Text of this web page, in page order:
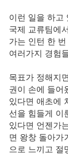
이런 일을 하고
국제 교류팀에
가는 인턴 한
여러가지 경험
목표가 정해지
권이 손에 들어
있다면 애초에
선을 힘들게 이
있다면 언젠가
면 왕창 돌아가
으로 느끼고 절
부
불
효
몇
지
계
획
(1)
CODE
keyboard
MX